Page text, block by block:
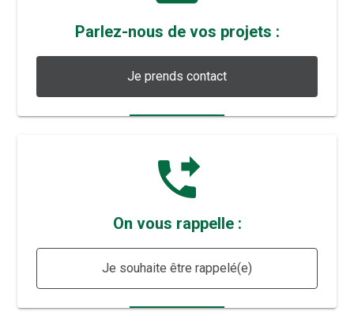
Parlez-nous de vos projets :
Je prends contact
phone_forwarded
On vous rappelle :
Je souhaite être rappelé(e)